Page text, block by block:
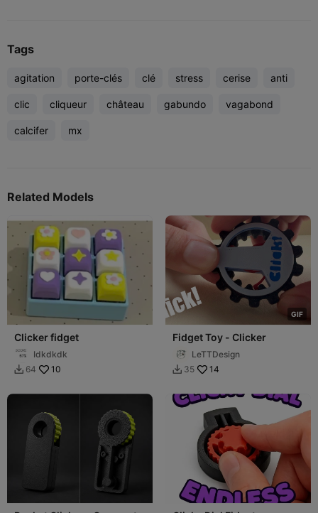
Tags
agitation porte-clés clé stress cerise anti
clic cliqueur château gabundo vagabond
calcifer mx
Related Models
Clicker fidget
Idkdkdk
 64 10
GIF
Fidget Toy - Clicker
LeTTDesign
 35 14